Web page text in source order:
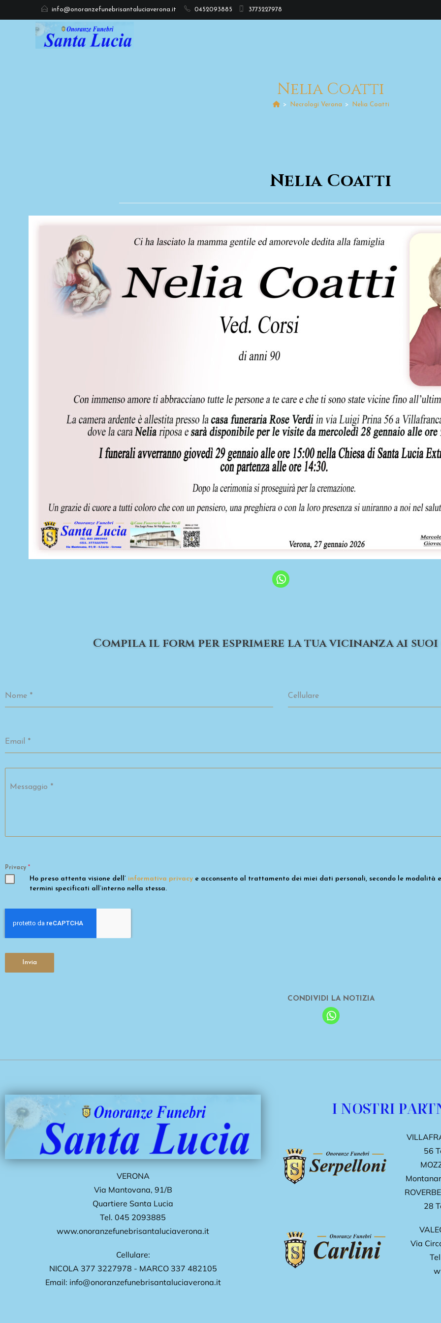
info@onoranzefunebrisantaluciaverona.it 0452093885 3773227978
Nelia Coatti
> Necrologi Verona > Nelia Coatti
Nelia Coatti
Compila il form per esprimere la tua vicinanza ai
Nome * Cellulare
Email *
Messaggio *
Privacy *
Ho preso attenta visione dell’ informativa privacy e acconsento al trattamento dei miei dati personali, secondo le modalità
termini specificati all’interno nella stessa.
Invia
CONDIVIDI LA NOTIZIA
VERONA
Via Mantovana, 91/B
Quartiere Santa Lucia
Tel. 045 2093885
www.onoranzefunebrisantaluciaverona.it
Cellulare:
NICOLA 377 3227978 - MARCO 337 482105
Email: info@onoranzefunebrisantaluciaverona.it
I NOSTRI
56
28
Via